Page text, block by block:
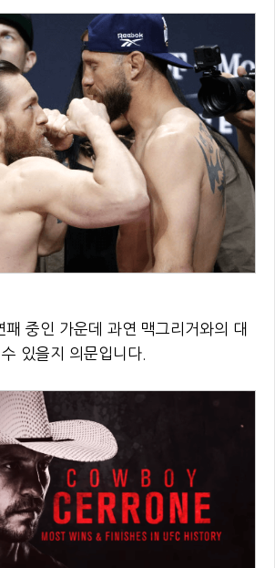
중인 가운데 과연 맥그리거와의 대
있을지 의문입니다.